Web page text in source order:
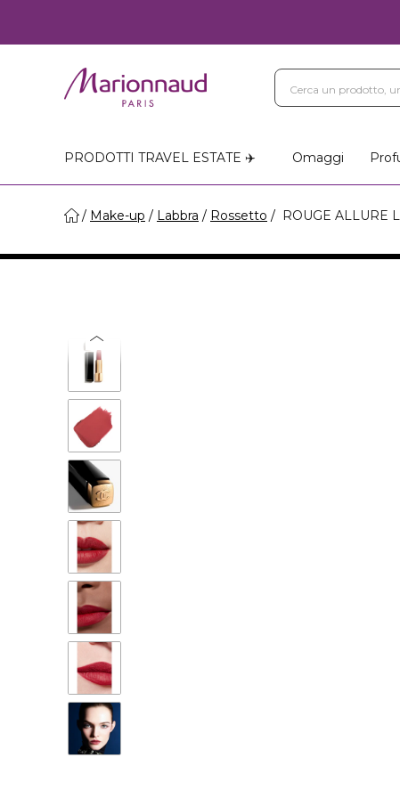
PRODOTTI TRAVEL ESTATE ✈️ Omaggi
Make-up Labbra Rossetto ROUGE ALLURE